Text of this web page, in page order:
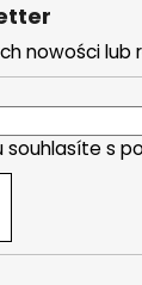
nowości lub
souhlasíte s